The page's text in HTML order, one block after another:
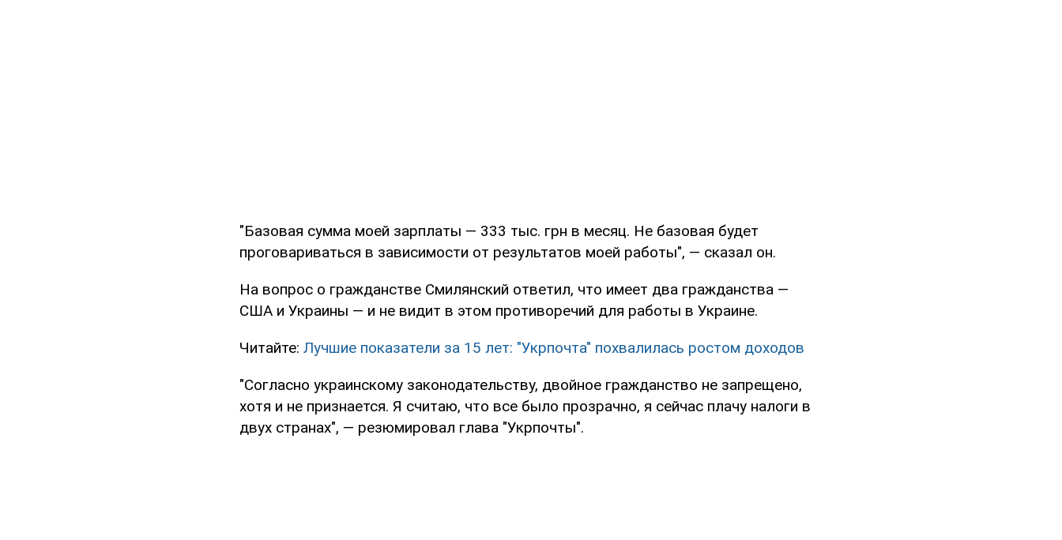
"Базовая сумма моей зарплаты — 333 тыс. грн в месяц. Не базовая будет
проговариваться в зависимости от результатов моей работы", — сказал он.
На вопрос о гражданстве Смилянский ответил, что имеет два гражданства —
США и Украины — и не видит в этом противоречий для работы в Украине.
Читайте: Лучшие показатели за 15 лет: "Укрпочта" похвалилась ростом доходов
"Согласно украинскому законодательству, двойное гражданство не запрещено,
хотя и не признается. Я считаю, что все было прозрачно, я сейчас плачу налоги в
двух странах", — резюмировал глава "Укрпочты".